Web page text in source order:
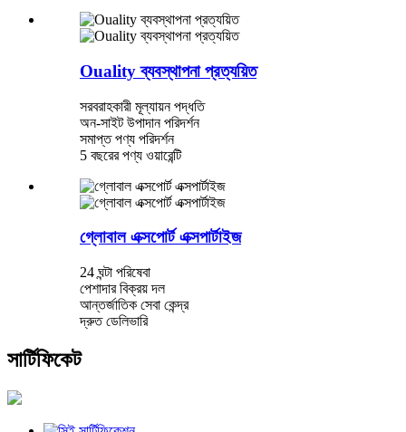
Ouality ব্যবস্থাপনা প্রত্যয়িত
সরবরাহকারী মূল্যায়ন পদ্ধতি
অন-সাইট উপাদান পরিদর্শন
সমাপ্ত পণ্য পরিদর্শন
5 বছরের পণ্য ওয়ারেন্টি
গ্লোবাল এক্সপোর্ট এক্সপার্টাইজ
24 ঘন্টা পরিষেবা
পেশাদার বিক্রয় দল
আন্তর্জাতিক সেবা কেন্দ্র
দ্রুত ডেলিভারি
সার্টিফিকেট